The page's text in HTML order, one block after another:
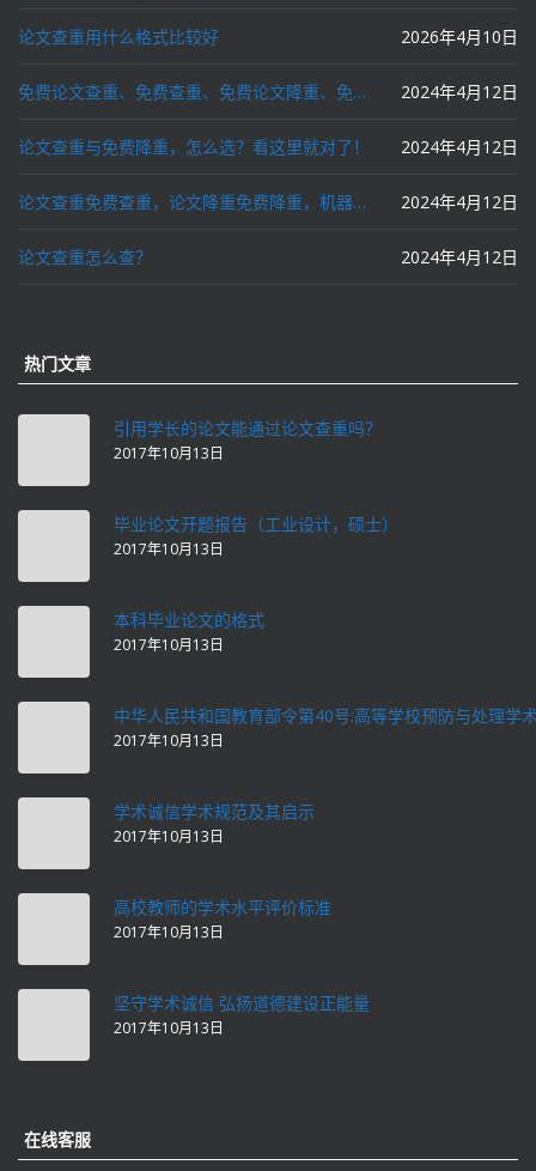
论文查重用什么格式比较好 2026年4月10日
免费论文查重、免费查重、免费论文降重、免费降重、智能降重、一键降重、降低AIGC写作率、AI写论文，这些名词你了解吗？ 2024年4月12日
论文查重与免费降重，怎么选？看这里就对了！ 2024年4月12日
论文查重免费查重，论文降重免费降重，机器降重，人工降重，降低AIGC写作率，ai写论文，都要选论文狗和paperdog以及文思慧达！ 2024年4月12日
论文查重怎么查？ 2024年4月12日
热门文章
引用学长的论文能通过论文查重吗？
2017年10月13日
毕业论文开题报告（工业设计，硕士）
2017年10月13日
本科毕业论文的格式
2017年10月13日
中华人民共和国教育部令第40号:高等学校预防与处理学
2017年10月13日
学术诚信学术规范及其启示
2017年10月13日
高校教师的学术水平评价标准
2017年10月13日
坚守学术诚信 弘扬道德建设正能量
2017年10月13日
在线客服